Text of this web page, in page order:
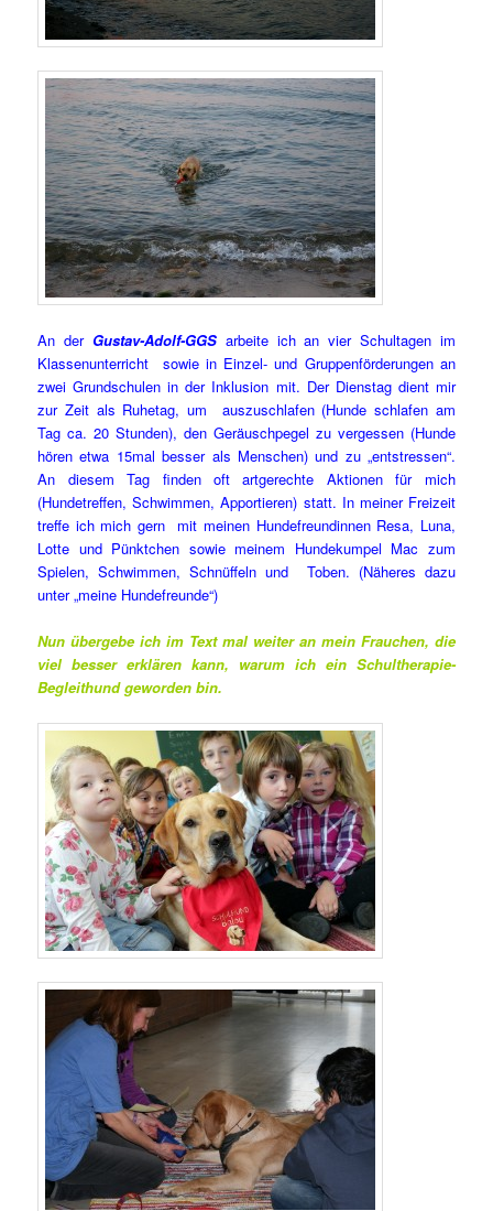
An der Gustav-Adolf-GGSarbeite ich an vier Schultagen im
Klassenunterricht sowie in Einzel- und Gruppenförderungen an
zwei Grundschulen in der Inklusion mit. Der Dienstag dient mir
zur Zeit als Ruhetag, um auszuschlafen (Hunde schlafen am
Tag ca. 20 Stunden), den Geräuschpegel zu vergessen (Hunde
hören etwa 15mal besser als Menschen) und zu „entstressen“.
An diesem Tag finden oft artgerechte Aktionen für mich
(Hundetreffen, Schwimmen, Apportieren) statt. In meiner Freizeit
treffe ich mich gern mit meinen Hundefreundinnen Resa, Luna,
Lotte und Pünktchen sowie meinem Hundekumpel Mac zum
Spielen, Schwimmen, Schnüffeln und Toben. (Näheres dazu
unter „meine Hundefreunde“)
Nun übergebe ich im Text mal weiter an mein Frauchen, die
viel besser erklären kann, warum ich ein Schultherapie-
Begleithund geworden bin.